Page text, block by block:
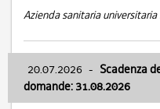
Azienda sanitaria universitaria
20.07.2026 - Scadenza
domande: 31.08.2026